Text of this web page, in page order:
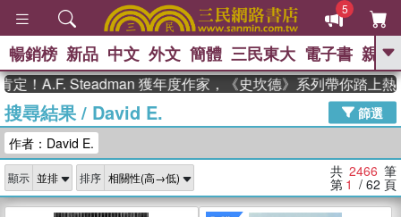
5
GO
The Odyssey 、
父親節 、 如果歷史是一群喵 、 暑期
念華 、 台灣的李登輝時代 、 數學女
孩：黎曼猜想
偉大的迷走神經
暢銷榜 新品 中文 外文 簡體 三民東大 電子書 親子
Steadman 獲年度作家，《史坎德》系列帶你踏上熱血奇
搜尋結果/ David E.
篩選
作者：David E.
顯示 排序 共 2466 筆
第 1 / 62 頁